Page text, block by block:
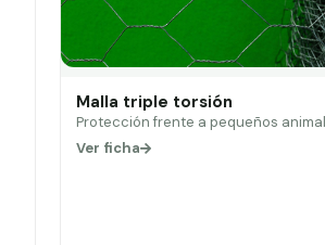
Malla triple torsión
Protección frente a pequeños
Ver ficha